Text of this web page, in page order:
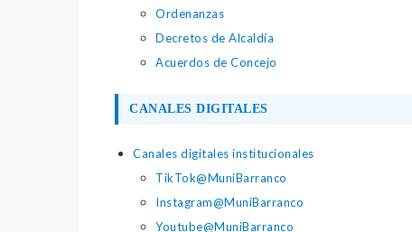
Ordenanzas
Decretos de Alcaldía
Acuerdos de Concejo
CANALES DIGITALES
Canales digitales institucionales
TikTok@MuniBarranco
Instagram@MuniBarranco
Youtube@MuniBarranco